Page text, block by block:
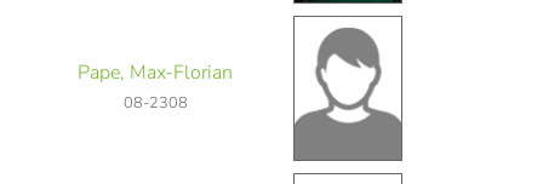
Pape, Max-Florian
08-2308